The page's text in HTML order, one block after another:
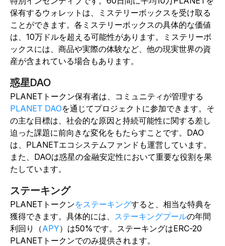
保有するウォレットは、ミステリーボックスを受け取る
ことができます。各ミステリーボックスの具体的な価値
は、10万ドルを超える可能性があります。ミステリーボ
ックスには、商品や実際の体験など、他の現実世界の資
産が含まれている場合もあります。
惑星DAO
PLANETトークン保有者は、コミュニティが管理する
PLANET DAOを通じてプロジェクトに参加できます。そ
の主な目標は、社会的な原因と持続可能性に関する差し
迫った課題に前向きな変化をもたらすことです。DAO
は、PLANETエコシステムファンドも運営しています。
また、DAOは惑星の金融安定性において重要な役割を果
たしています。
ステーキング
PLANETトークンをステーキングすると、相当な特典を
獲得できます。具体的には、 ステーキングプールの年間
利回り（APY）は50%です。ステーキングはERC-20
PLANETトークンでのみ提供されます。